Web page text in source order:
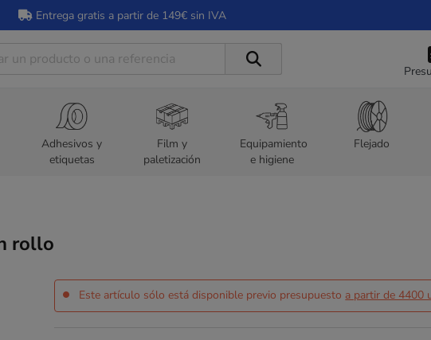
Entrega gratis a partir de 149€ sin IVA
Adhesivos y
etiquetas
Film y
paletización
Equipamiento
e higiene
Flejado
rollo
Este artículo sólo está disponible previo presupuesto a partir de 4400